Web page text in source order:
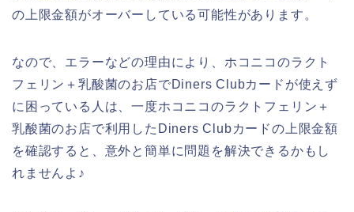
の上限金額がオーバーしている可能性があります。
なので、エラーなどの理由により、ホコニコのラクト
フェリン＋乳酸菌のお店でDiners Clubカードが使えず
に困っている人は、一度ホコニコのラクトフェリン＋
乳酸菌のお店で利用したDiners Clubカードの上限金額
を確認すると、意外と簡単に問題を解決できるかもし
れませんよ♪